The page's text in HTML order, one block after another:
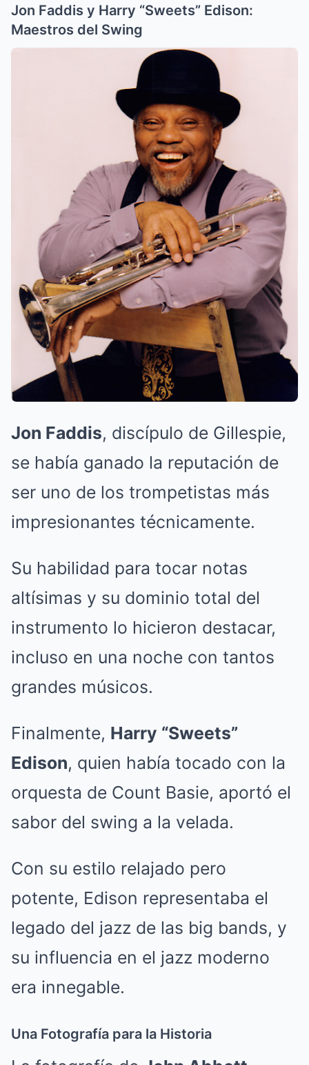
Jon Faddis y Harry “Sweets” Edison:
Maestros del Swing
Jon Faddis, discípulo de Gillespie,
se había ganado la reputación de
ser uno de los trompetistas más
impresionantes técnicamente.
Su habilidad para tocar notas
altísimas y su dominio total del
instrumento lo hicieron destacar,
incluso en una noche con tantos
grandes músicos.
Finalmente, Harry “Sweets”
Edison, quien había tocado con la
orquesta de Count Basie, aportó el
sabor del swing a la velada.
Con su estilo relajado pero
potente, Edison representaba el
legado del jazz de las big bands, y
su influencia en el jazz moderno
era innegable.
Una Fotografía para la Historia